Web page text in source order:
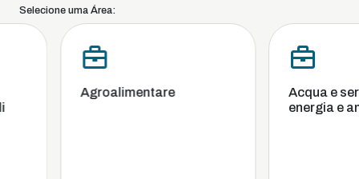
Selecione uma Área:
Agroalimentare
Acqua e
energia e